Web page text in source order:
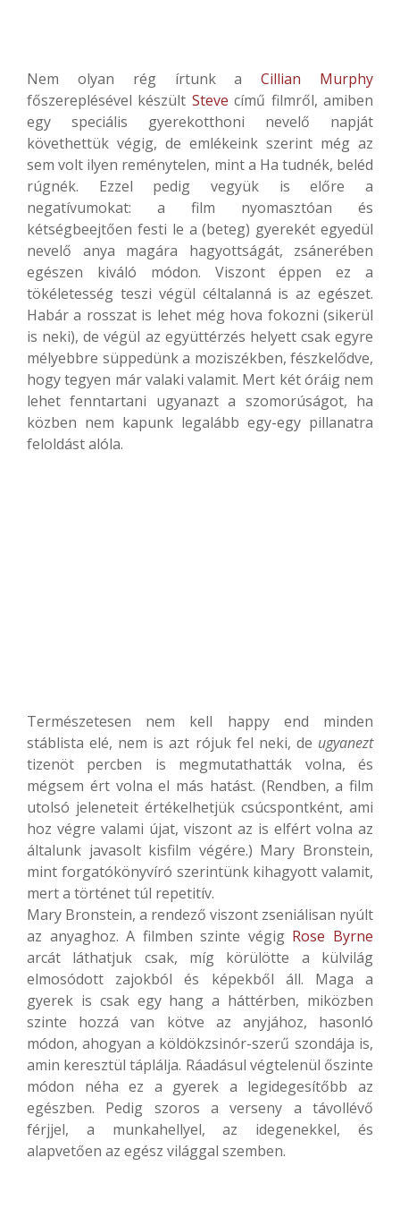
Nem olyan rég írtunk aCillian Murphy
főszereplésével készült Steve című filmről, amiben
egy speciális gyerekotthoni nevelő napját
követhettük végig, de emlékeink szerint még az
sem volt ilyen reménytelen, mint a Ha tudnék, beléd
rúgnék. Ezzel pedig vegyük is előre a
negatívumokat: a film nyomasztóan és
kétségbeejtően festi le a (beteg) gyerekét egyedül
nevelő anya magára hagyottságát, zsánerében
egészen kiváló módon. Viszont éppen ez a
tökéletesség teszi végül céltalanná is az egészet.
Habár a rosszat is lehet még hova fokozni (sikerül
is neki), de végül az együttérzés helyett csak egyre
mélyebbre süppedünk a moziszékben, fészkelődve,
hogy tegyen már valaki valamit. Mert két óráig nem
lehet fenntartani ugyanazt a szomorúságot, ha
közben nem kapunk legalább egy-egy pillanatra
feloldást alóla.
Természetesen nem kell happy end minden
stáblista elé, nem is azt rójuk fel neki, de ugyanezt
tizenöt percben is megmutathatták volna, és
mégsem ért volna el más hatást. (Rendben, a film
utolsó jeleneteit értékelhetjük csúcspontként, ami
hoz végre valami újat, viszont az is elfért volna az
általunk javasolt kisfilm végére.) Mary Bronstein,
mint forgatókönyvíró szerintünk kihagyott valamit,
mert a történet túl repetitív.
Mary Bronstein, a rendező viszont zseniálisan nyúlt
az anyaghoz. A filmben szinte végigRose Byrne
arcát láthatjuk csak, míg körülötte a külvilág
elmosódott zajokból és képekből áll. Maga a
gyerek is csak egy hang a háttérben, miközben
szinte hozzá van kötve az anyjához, hasonló
módon, ahogyan a köldökzsinór-szerű szondája is,
amin keresztül táplálja. Ráadásul végtelenül őszinte
módon néha ez a gyerek a legidegesítőbb az
egészben. Pedig szoros a verseny a távollévő
férjjel, a munkahellyel, az idegenekkel, és
alapvetően az egész világgal szemben.